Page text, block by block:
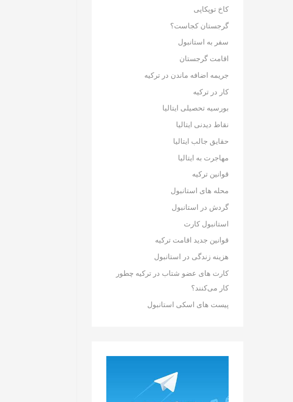
کاخ توپکاپی
گرجستان کجاست؟
سفر به استانبول
اقامت گرجستان
جریمه اضافه ماندن در ترکیه
کار در ترکیه
بورسیه تحصیلی ایتالیا
نقاط دیدنی ایتالیا
حقایق جالب ایتالیا
مهاجرت به ایتالیا
قوانین ترکیه
محله های استانبول
گردش در استانبول
استانبول کارت
قوانین جدید اقامت ترکیه
هزینه زندگی در استانبول
کارت های عضو شتاب در ترکیه چطور
کار می‌کنند؟
پیست های اسکی استانبول